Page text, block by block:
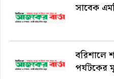
সাবেক
বরিশালে
পর্যটকের